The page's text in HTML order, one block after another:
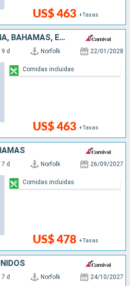
US$ 463 +Tasas
REPÚBLICA DOMINICANA, BAHAMAS, ESTADOS UNIDOS
9 d Norfolk 22/01/2028
US$ 463 +Tasas
Comidas incluidas
7 d Norfolk 26/09/2027
US$ 478 +Tasas
Comidas incluidas
7 d Norfolk 24/10/2027